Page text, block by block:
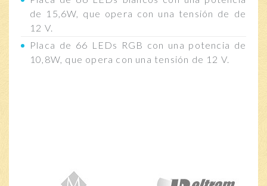
de 15,6W, que opera con una tensión de de
12 V.
Placa de 66 LEDs RGB con una potencia de
10,8W, que opera con una tensión de 12 V.